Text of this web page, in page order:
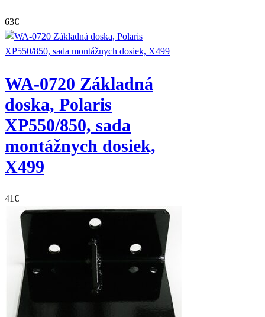
63€
WA-0720 Základná
doska, Polaris
XP550/850, sada
montážnych dosiek,
X499
41€